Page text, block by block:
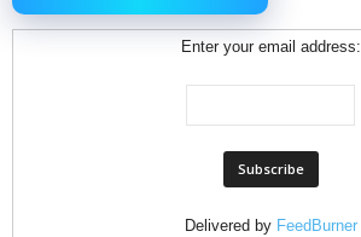
Enter your email address:
Delivered by FeedBurner